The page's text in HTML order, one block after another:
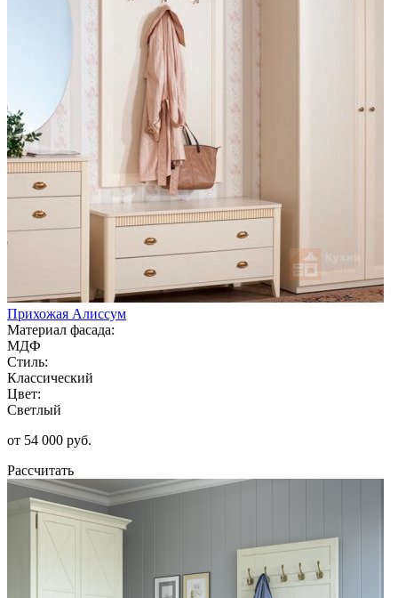
Прихожая Алиссум
Материал фасада:
МДФ
Стиль:
Классический
Цвет:
Светлый
от 54 000 руб.
Рассчитать